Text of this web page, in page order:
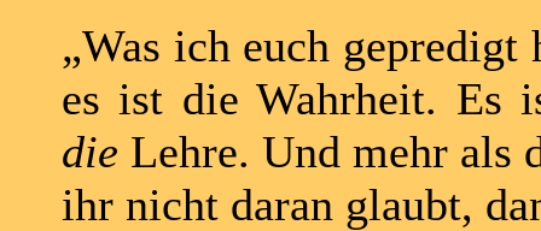
„Was ich euch
es ist die Wahrheit. Es
die Lehre. Und mehr als
ihr nicht daran glaubt,